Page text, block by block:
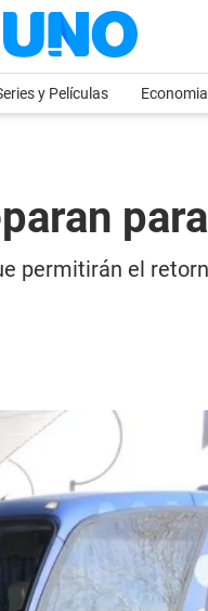
y Películas Economia
permitirán el